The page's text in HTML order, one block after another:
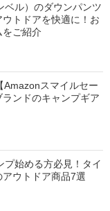
ベル）のダウンパンツ
トドアを快適に！お
ご紹介
Amazonスマイルセー
ランドのキャンプギア
プ始める方必見！タイ
アウトドア商品7選